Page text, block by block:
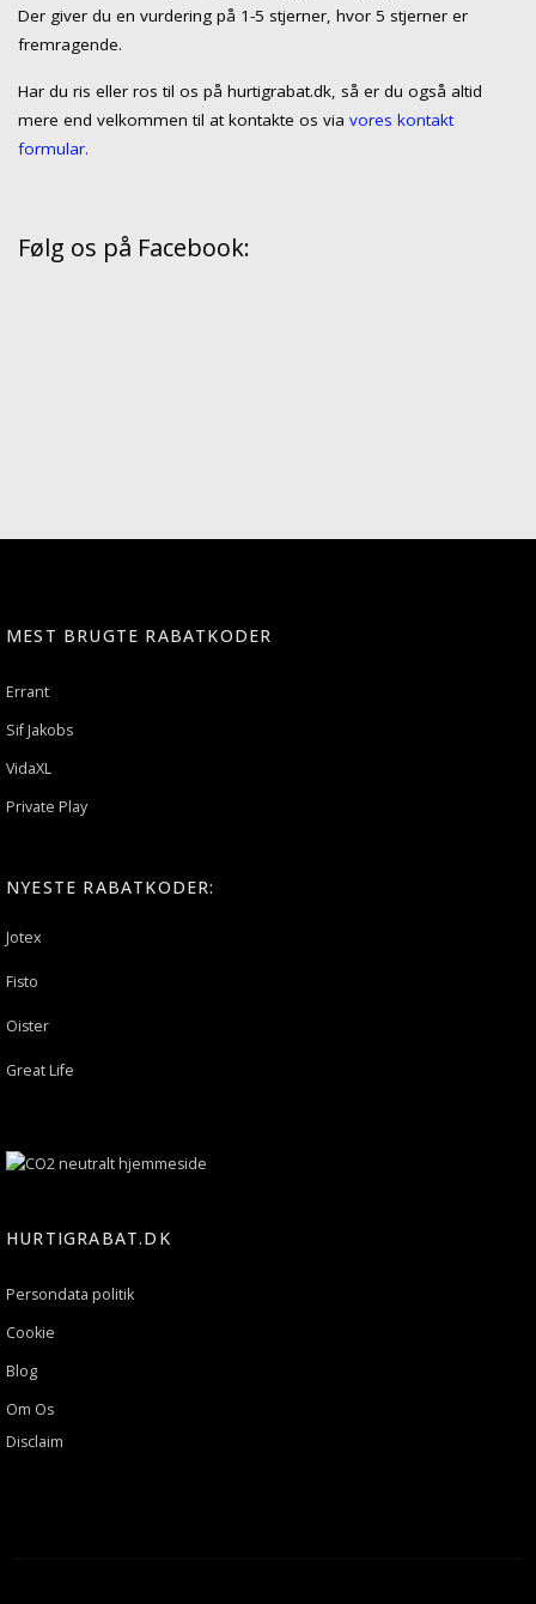
Der giver du en vurdering på 1-5 stjerner, hvor 5 stjerner er
fremragende.
Har du ris eller ros til os på hurtigrabat.dk, så er du også altid
mere end velkommen til at kontakte os via vores kontakt
formular.
Følg os på Facebook:
MEST BRUGTE RABATKODER
Errant
Sif Jakobs
VidaXL
Private Play
NYESTE RABATKODER:
Jotex
Fisto
Oister
Great Life
HURTIGRABAT.DK
Persondata politik
Cookie
Blog
Om Os
Disclaim